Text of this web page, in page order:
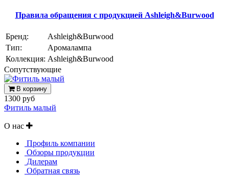
Правила обращения с продукцией Ashleigh&Burwood
Бренд:
Ashleigh&Burwood
Тип:
Аромалампа
Коллекция: Ashleigh&Burwood
Cопутствующие
В корзину
1300 руб
Фитиль малый
О нас
Профиль компании
Обзоры продукции
Дилерам
Обратная связь